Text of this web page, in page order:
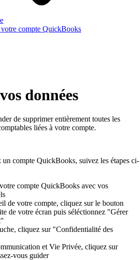
compte QuickBooks
données
de supprimer entièrement toutes les
liées à votre compte.
un compte QuickBooks, suivez les étapes ci-
compte QuickBooks avec vos
de votre compte, cliquez sur le bouton
de votre écran puis séléctionnez "Gérer
cliquez sur "Confidentialité des
et Vie Privée, cliquez sur
vous guider